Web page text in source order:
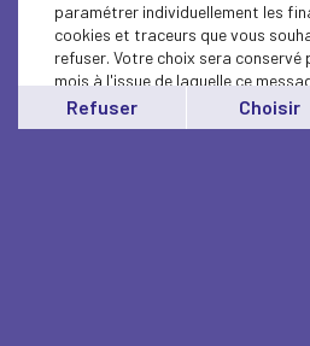
paramétrer individuellement les
cookies et traceurs que vous
refuser. Votre choix sera conservé
mois à l'issue de laquelle ce
affiché..
Vous pouvez modifier votre choix
Refuser Choisir